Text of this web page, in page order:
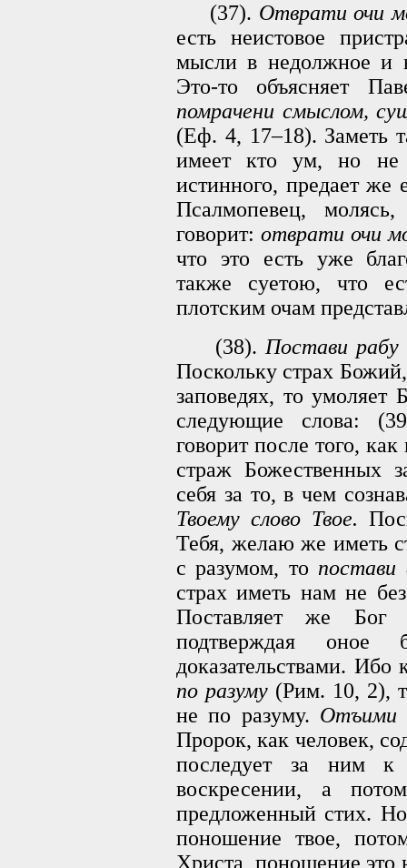
(37). Отврати очи
есть неистовое
мысли в недолжное и
Это-то объясняет
помрачени смыслом,
(Еф. 4, 17–18). Заметь
имеет кто ум, но не
истинного, предает же
Псалмопевец,
говорит: отврати очи
что это есть уже
также суетою, что
плотским очам
(38). Постави рабу
Поскольку страх
заповедях, то
следующие слова:
говорит после того,
страж Божественных
себя за то, в чем
Твоему слово Твое.
Тебя, желаю же иметь
с разумом, то постави
страх иметь нам не
Поставляет же
подтверждая оное
доказательствами.
по разуму (Рим. 10, 2),
не по разуму. Отъими
Пророк, как человек,
последует за ним к
воскресении, а
предложенный стих.
поношение твое,
Христа, поношение это